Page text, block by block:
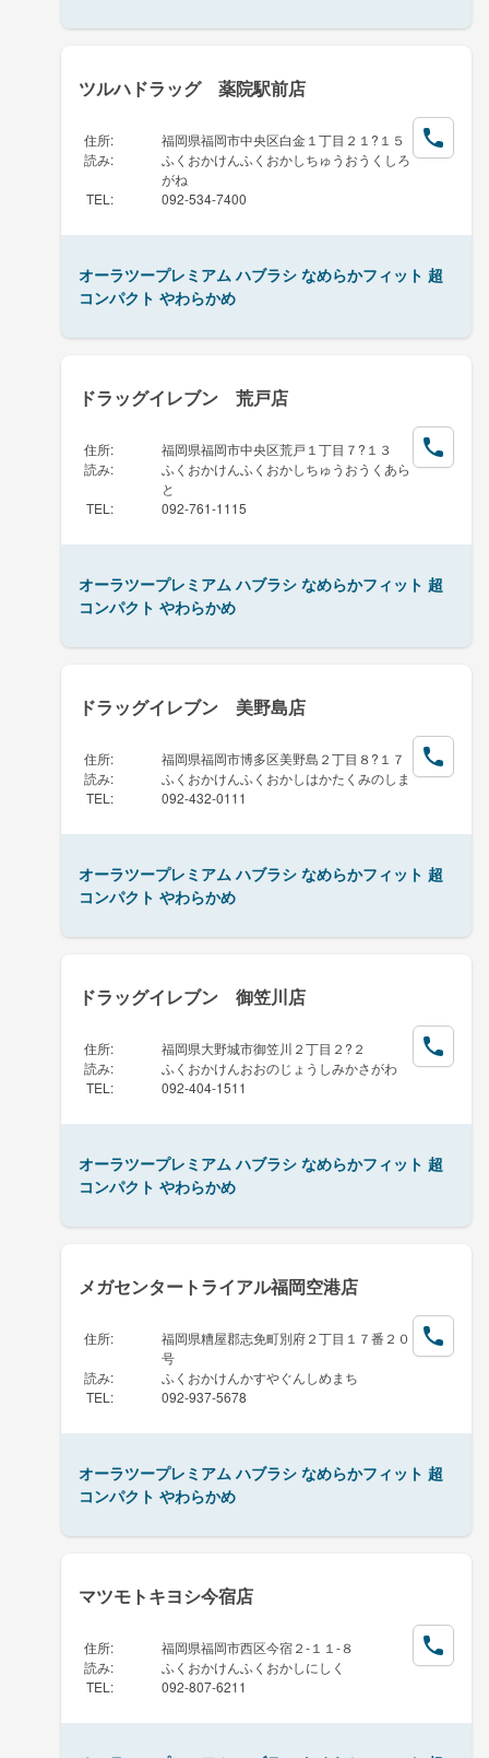
ツルハドラッグ 薬院駅前店
住所:
福岡県福岡市中央区白金１丁目２１?１５
読み:
ふくおかけんふくおかしちゅうおうくしろ
がね
TEL : 092-534-7400
オーラツープレミアム ハブラシ なめらかフィット 超
コンパクト やわらかめ
ドラッグイレブン 荒戸店
住所:
福岡県福岡市中央区荒戸１丁目７?１３
読み:
ふくおかけんふくおかしちゅうおうくあら
と
TEL : 092-761-1115
オーラツープレミアム ハブラシ なめらかフィット 超
コンパクト やわらかめ
ドラッグイレブン 美野島店
住所:
福岡県福岡市博多区美野島２丁目８?１７
読み:
ふくおかけんふくおかしはかたくみのしま
TEL : 092-432-0111
オーラツープレミアム ハブラシ なめらかフィット 超
コンパクト やわらかめ
ドラッグイレブン 御笠川店
住所:
福岡県大野城市御笠川２丁目２?２
読み:
ふくおかけんおおのじょうしみかさがわ
TEL : 092-404-1511
オーラツープレミアム ハブラシ なめらかフィット 超
コンパクト やわらかめ
メガセンタートライアル福岡空港店
住所:
福岡県糟屋郡志免町別府２丁目１７番２０
号
読み:
ふくおかけんかすやぐんしめまち
TEL : 092-937-5678
オーラツープレミアム ハブラシ なめらかフィット 超
コンパクト やわらかめ
マツモトキヨシ今宿店
住所:
福岡県福岡市西区今宿２-１１-８
読み:
ふくおかけんふくおかしにしく
TEL : 092-807-6211